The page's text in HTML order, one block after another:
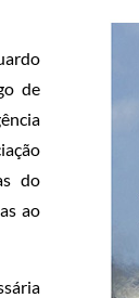
de
do
ao